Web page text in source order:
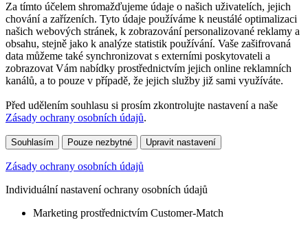
Za tímto účelem shromažďujeme údaje o našich uživatelích, jejich
chování a zařízeních. Tyto údaje používáme k neustálé optimalizaci
našich webových stránek, k zobrazování personalizované reklamy a
obsahu, stejně jako k analýze statistik používání. Vaše zašifrovaná
data můžeme také synchronizovat s externími poskytovateli a
zobrazovat Vám nabídky prostřednictvím jejich online reklamních
kanálů, a to pouze v případě, že jejich služby již sami využíváte.
Před udělením souhlasu si prosím zkontrolujte nastavení a naše
Zásady ochrany osobních údajů.
Souhlasím Pouze nezbytné Upravit nastavení
Zásady ochrany osobních údajů
Individuální nastavení ochrany osobních údajů
Marketing prostřednictvím Customer-Match